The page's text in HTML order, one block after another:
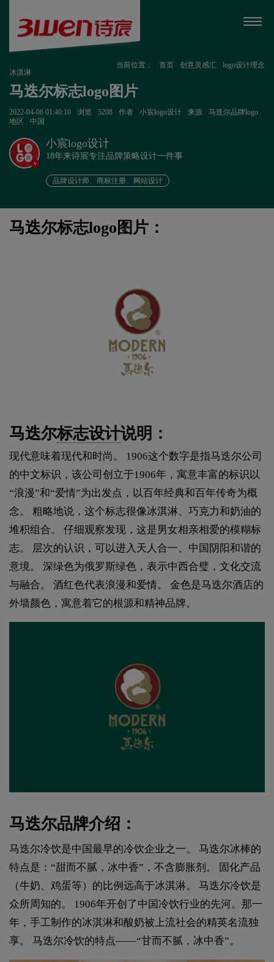
当前位置： 首页 创意灵感汇
logo设计理念
冰淇淋
马迭尔标志logo图片
2022-04-08 01:40:10 浏览 5208 作者 小宸logo设计 来源
马迭尔品牌logo
地区
中国
v
小宸logo设计
18年来诗宸专注品牌策略设计一件事
品牌设计师、商标注册、网站设计
马迭尔标志logo图片：
马迭尔标志设计说明：
现代意味着现代和时尚。 1906这个数字是指马迭尔公司
的中文标识，该公司创立于1906年，寓意丰富的标识以
“浪漫”和“爱情”为出发点，以百年经典和百年传奇为概
念。 粗略地说，这个标志很像冰淇淋、巧克力和奶油的
堆积组合。 仔细观察发现，这是男女相亲相爱的模糊标
志。 层次的认识，可以进入天人合一、中国阴阳和谐的
意境。 深绿色为俄罗斯绿色，表示中西合璧，文化交流
与融合。 酒红色代表浪漫和爱情。 金色是马迭尔酒店的
外墙颜色，寓意着它的根源和精神品牌。
马迭尔品牌介绍：
马迭尔冷饮是中国最早的冷饮企业之一。 马迭尔冰棒的
特点是：“甜而不腻，冰中香”，不含膨胀剂。 固化产品
（牛奶、鸡蛋等）的比例远高于冰淇淋。 马迭尔冷饮是
众所周知的。 1906年开创了中国冷饮行业的先河。那一
年，手工制作的冰淇淋和酸奶被上流社会的精英名流独
享。 马迭尔冷饮的特点——“甘而不腻，冰中香”。